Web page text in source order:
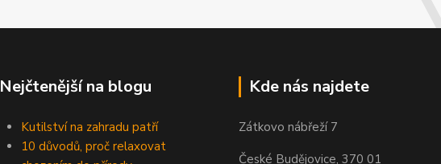
Nejčtenější na blogu
Kutilství na zahradu patří
10 důvodů, proč relaxovat
Kde nás najdete
Zátkovo nábřeží 7
České Budějovice, 370 01